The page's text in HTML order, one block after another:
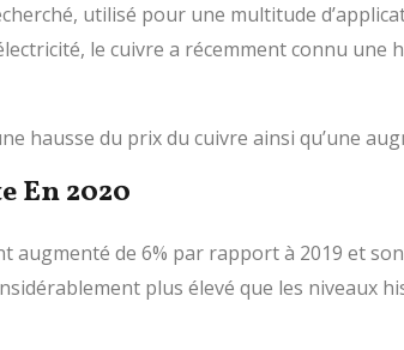
utilisé pour une multitude
le cuivre a récemment connu une
hausse du prix du cuivre ainsi qu’une
En 2020
augmenté de 6% par rapport à 2019 et
plus élevé que les niveaux